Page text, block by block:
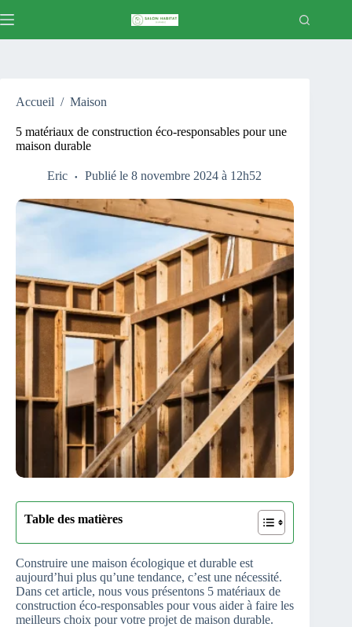
au
Accueil / Maison
5 matériaux de construction éco-responsables pour une
maison durable
Eric Publié le 8 novembre 2024 à 12h52
Table des matières
Construire une maison écologique et durable est
aujourd’hui plus qu’une tendance, c’est une nécessité.
Dans cet article, nous vous présentons 5 matériaux de
construction éco-responsables pour vous aider à faire les
meilleurs choix pour votre projet de maison durable.